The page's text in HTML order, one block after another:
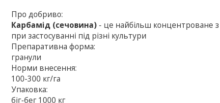
Про добриво:
Карбамід (сечовина) - це найбільш концентроване
при застосуванні під різні культури
Препаративна форма:
гранули
Норми внесення:
100-300 кг/га
Упаковка:
біг-бег 1000 кг